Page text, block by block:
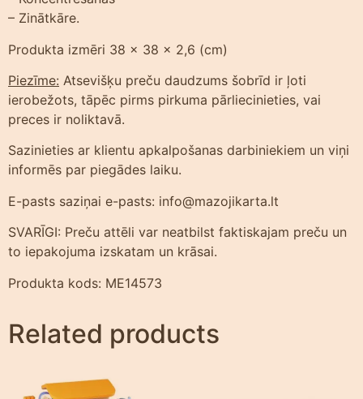
– Zinātkāre.
Produkta izmēri 38 x 38 x 2,6 (cm)
Piezīme: Atsevišķu preču daudzums šobrīd ir ļoti
ierobežots, tāpēc pirms pirkuma pārliecinieties, vai
preces ir noliktavā.
Sazinieties ar klientu apkalpošanas darbiniekiem un viņi
informēs par piegādes laiku.
E-pasts saziņai e-pasts: info@mazojikarta.lt
SVARĪGI: Preču attēli var neatbilst faktiskajam preču un
to iepakojuma izskatam un krāsai.
Produkta kods: ME14573
Related products